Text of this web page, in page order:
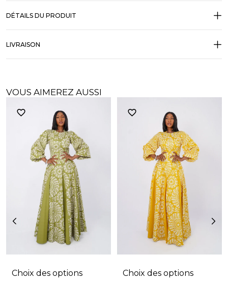
DÉTAILS DU PRODUIT
LIVRAISON
VOUS AIMEREZ AUSSI
Choix des options Choix des options